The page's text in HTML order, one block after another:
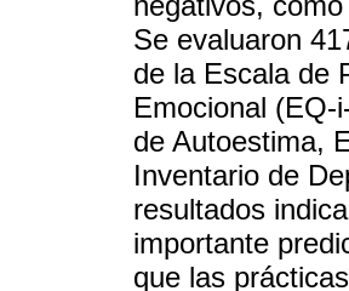
Se evaluaron
de la Escala de
Emocional (EQ-
de Autoestima,
Inventario de
resultados
importante
que las